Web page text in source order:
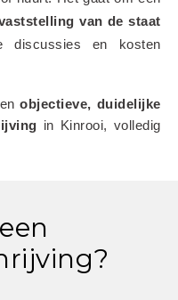
van de staat
discussies en kosten
objectieve, duidelijke
in Kinrooi, volledig